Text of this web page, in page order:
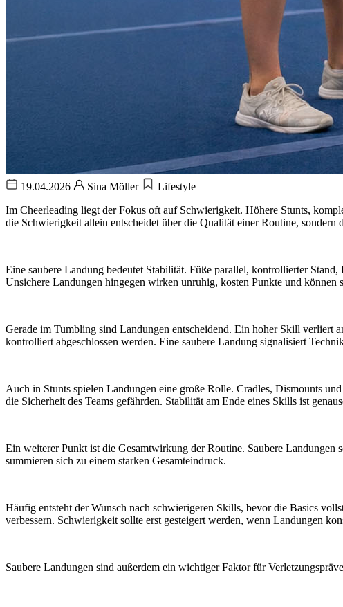
19.04.2026 Sina Möller
Lifestyle
Im Cheerleading liegt der Fokus oft auf Schwierigkeit. Höhere Stunts,
die Schwierigkeit allein entscheidet über die Qualität einer Routine,
Eine saubere Landung bedeutet Stabilität. Füße parallel, kontrollierter
Unsichere Landungen hingegen wirken unruhig, kosten Punkte und können
Gerade im Tumbling sind Landungen entscheidend. Ein hoher Skill verliert
kontrolliert abgeschlossen werden. Eine saubere Landung signalisiert
Auch in Stunts spielen Landungen eine große Rolle. Cradles, Dismounts
die Sicherheit des Teams gefährden. Stabilität am Ende eines Skills ist
Ein weiterer Punkt ist die Gesamtwirkung der Routine. Saubere
summieren sich zu einem starken Gesamteindruck.
Häufig entsteht der Wunsch nach schwierigeren Skills, bevor die Basics
verbessern. Schwierigkeit sollte erst gesteigert werden, wenn Landungen
Saubere Landungen sind außerdem ein wichtiger Faktor für